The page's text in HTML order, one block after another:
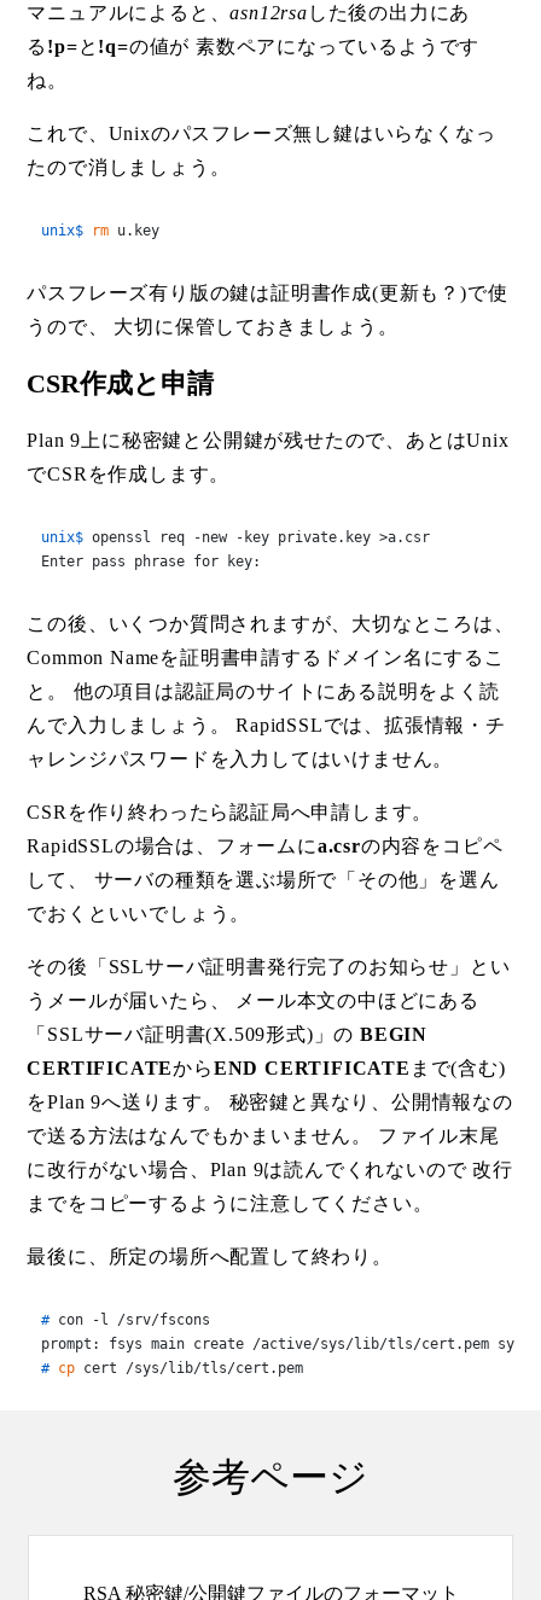
マニュアルによると、asn12rsa した後の出力にあ
る !p=と !q=の値が 素数ペアになっているようです
ね。
これで、Unixのパスフレーズ無し鍵はいらなくなっ
たので消しましょう。
unix$ rm u.key
パスフレーズ有り版の鍵は証明書作成(更新も？)で使
うので、 大切に保管しておきましょう。
CSR作成と申請
Plan 9上に秘密鍵と公開鍵が残せたので、あとはUnix
でCSRを作成します。
unix$ openssl req -new -key private.key >a.csr
Enter pass phrase for key:
この後、いくつか質問されますが、大切なところは、
Common Nameを証明書申請するドメイン名にするこ
と。 他の項目は認証局のサイトにある説明をよく読
んで入力しましょう。 RapidSSLでは、拡張情報・チ
ャレンジパスワードを入力してはいけません。
CSRを作り終わったら認証局へ申請します。
RapidSSLの場合は、フォームにa.csrの内容をコピペ
して、 サーバの種類を選ぶ場所で「その他」を選ん
でおくといいでしょう。
その後「SSLサーバ証明書発行完了のお知らせ」とい
うメールが届いたら、 メール本文の中ほどにある
「SSLサーバ証明書(X.509形式)」の BEGIN
CERTIFICATEからEND CERTIFICATE まで(含む)
をPlan 9へ送ります。 秘密鍵と異なり、公開情報なの
で送る方法はなんでもかまいません。 ファイル末尾
に改行がない場合、Plan 9は読んでくれないので 改行
までをコピーするように注意してください。
最後に、所定の場所へ配置して終わり。
# con -l /srv/fscons
# cp cert /sys/lib/tls/cert.pem
参考ページ
RSA 秘密鍵/公開鍵ファイルのフォーマット